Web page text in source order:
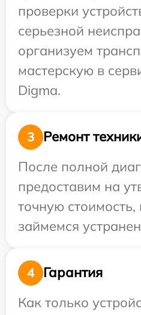
проверки
серьезной
организуем
мастерскую в
Digma.
3
Ремонт
После полной
предоставим на
точную
займемся
4
Гарантия
Как только